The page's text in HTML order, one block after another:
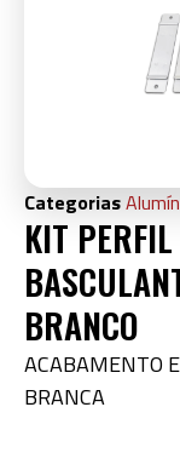
Categorias
KIT
BRANCO
ACABAMENTO
BRANCA